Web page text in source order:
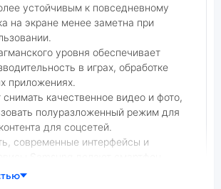
устойчивым к повседневному
на экране менее заметна при
уровня обеспечивает
в играх, обработке
приложениях.
качественное видео и фото,
полуразложенный режим для
для соцсетей.
современные интерфейсы и
на каждый день.